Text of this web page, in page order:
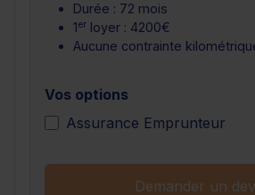
Durée : 72 mois
1er loyer : 4200€
Aucune contrainte
Vos options
Assurance Emprunteur
Demander un